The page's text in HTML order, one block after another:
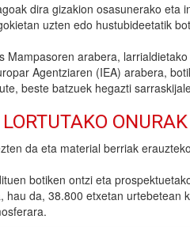
dira gizakion osasunerako eta
uzten edo hustubideetatik
Mampasoren arabera,
Agentziaren (IEA) arabera,
beste batzuek hegazti
ONURAK
da eta material berriak
botiken ontzi eta
da, 38.800 etxetan urtebetean